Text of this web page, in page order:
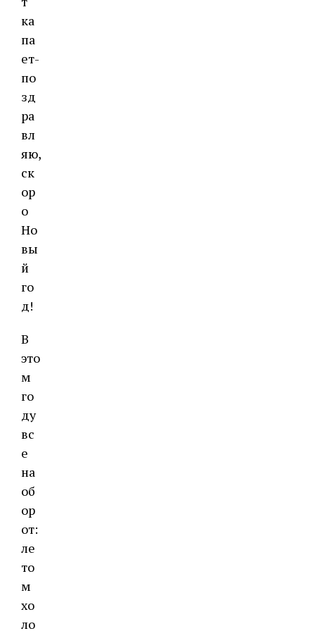
ка
па
ет-
по
зд
ра
вл
яю,
ск
ор
о
Но
вы
й
го
д!
В
это
м
го
ду
вс
е
на
об
ор
от:
ле
то
м
хо
ло